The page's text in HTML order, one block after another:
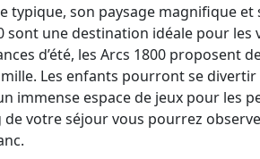
typique, son paysage magnifique et
sont une destination idéale pour les
d’été, les Arcs 1800 proposent
Les enfants pourront se divertir
immense espace de jeux pour les
de votre séjour vous pourrez